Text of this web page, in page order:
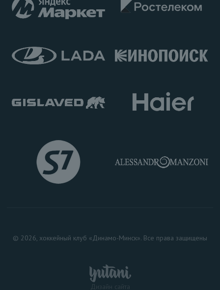
© 2026, хоккейный клуб «Динамо-Минск». Все права защищены
Дизайн сайта